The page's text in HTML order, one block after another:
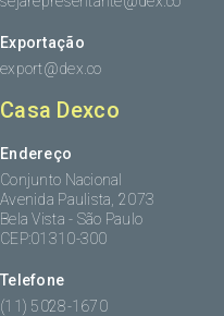
Exportação
export@dex.co
Casa Dexco
Endereço
Conjunto Nacional
Avenida Paulista, 2073
Bela Vista - São Paulo
CEP:01310-300
Telefone
(11) 5028-1670